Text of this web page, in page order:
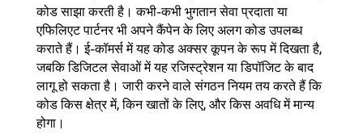
कोड साझा करती है। कभी-कभी भुगतान सेवा प्रदाता या
एफिलिएट पार्टनर भी अपने कैंपेन के लिए अलग कोड उपलब्ध
कराते हैं। ई-कॉमर्स में यह कोड अक्सर कूपन के रूप में दिखता है,
जबकि डिजिटल सेवाओं में यह रजिस्ट्रेशन या डिपॉजिट के बाद
लागू हो सकता है। जारी करने वाले संगठन नियम तय करते हैं कि
कोड किस क्षेत्र में, किन खातों के लिए, और किस अवधि में मान्य
होगा।